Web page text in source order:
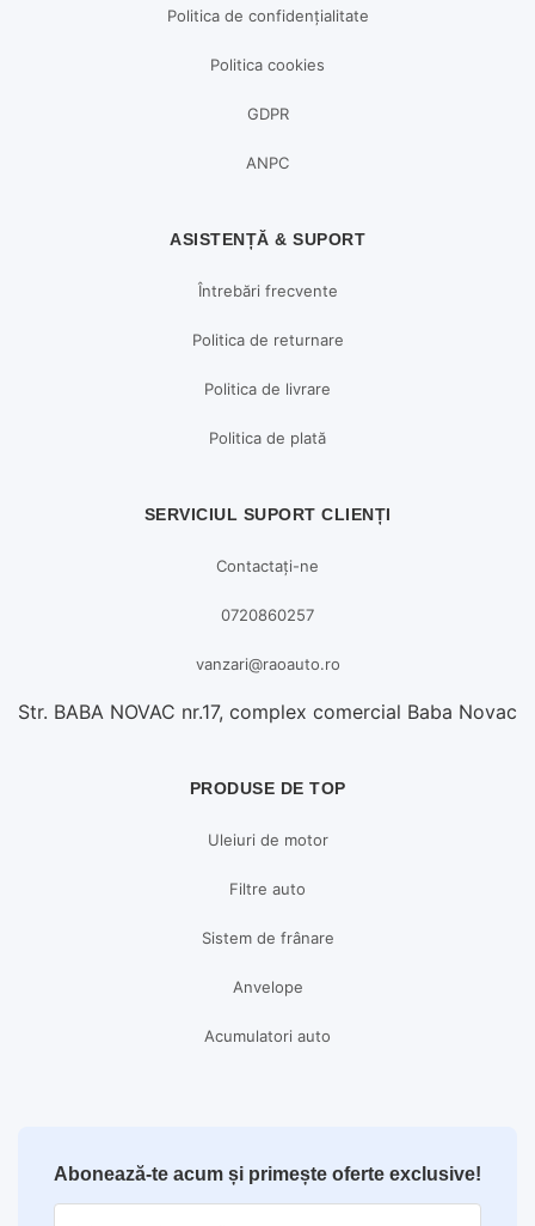
Politica de confidențialitate
Politica cookies
GDPR
ANPC
ASISTENȚĂ & SUPORT
Întrebări frecvente
Politica de returnare
Politica de livrare
Politica de plată
SERVICIUL SUPORT CLIENȚI
Contactați-ne
0720860257
vanzari@raoauto.ro
Str. BABA NOVAC nr.17, complex comercial Baba Novac
PRODUSE DE TOP
Uleiuri de motor
Filtre auto
Sistem de frânare
Anvelope
Acumulatori auto
Abonează-te acum și primește oferte exclusive!